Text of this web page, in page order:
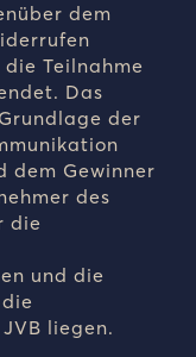
dem
Teilnahme
Das
der
dem Gewinner
des
die
und die
liegen.